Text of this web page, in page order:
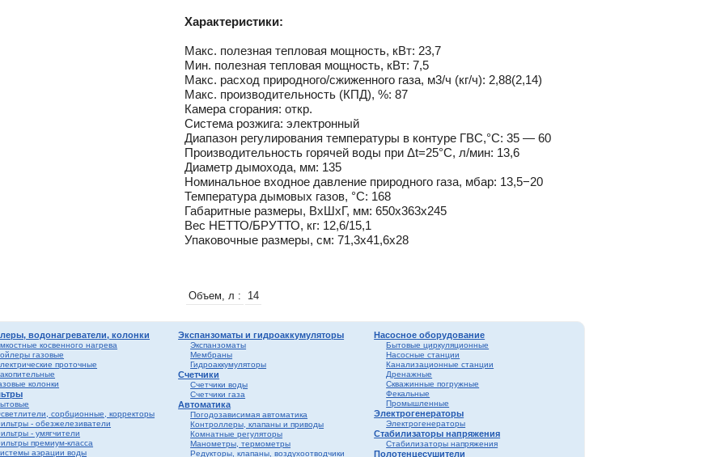
Характеристики:
Макс. полезная тепловая мощность, кВт: 23,7
Мин. полезная тепловая мощность, кВт: 7,5
Макс. расход природного/сжиженного газа, м3/ч (кг/ч): 2,88(2,14)
Макс. производительность (КПД), %: 87
Камера сгорания: откр.
Система розжига: электронный
Диапазон регулирования температуры в контуре ГВС,°C: 35 — 60
Производительность горячей воды при Δt=25°C, л/мин: 13,6
Диаметр дымохода, мм: 135
Номинальное входное давление природного газа, мбар: 13,5−20
Температура дымовых газов, °C: 168
Габаритные размеры, ВхШхГ, мм: 650х363х245
Вес НЕТТО/БРУТТО, кг: 12,6/15,1
Упаковочные размеры, см: 71,3х41,6х28
Объем, л : 14
водонагреватели, колонки
косвенного нагрева
газовые
проточные
колонки
сорбционные, корректоры
- обезжелезиватели
- умягчители
премиум-класса
аэрации воды
Экспанзоматы и гидроаккумуляторы
Экспанзоматы
Мембраны
Гидроаккумуляторы
Счетчики
Счетчики воды
Счетчики газа
Автоматика
Погодозависимая автоматика
Контроллеры, клапаны и приводы
Комнатные регуляторы
Манометры, термометры
Редукторы, клапаны, воздухоотводчики
Насосное оборудование
Бытовые циркуляционные
Насосные станции
Канализационные станции
Дренажные
Скважинные погружные
Фекальные
Промышленные
Электрогенераторы
Электрогенераторы
Стабилизаторы напряжения
Стабилизаторы напряжения
Полотенцесушители